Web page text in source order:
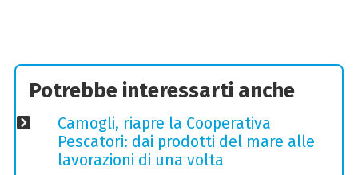
Potrebbe interessarti anche
Camogli, riapre la Cooperativa
Pescatori: dai prodotti del mare alle
lavorazioni di una volta